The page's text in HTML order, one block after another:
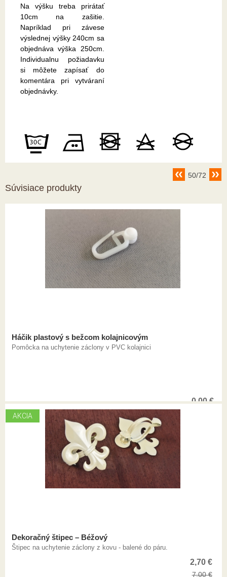
Na výšku treba prirátať
10cm na zašitie.
Napríklad pri závese
výslednej výšky 240cm sa
objednáva výška 250cm.
Individualnu požiadavku
si môžete zapísať do
komentára pri vytváraní
objednávky.
50/72
Súvisiace produkty
Háčik plastový s bežcom kolajnicovým
Pomôcka na uchytenie záclony v PVC kolajnici
0,00€
AKCIA
Dekoračný štipec – Béžový
Štipec na uchytenie záclony z kovu - balené do páru.
2,70 €
7,00€